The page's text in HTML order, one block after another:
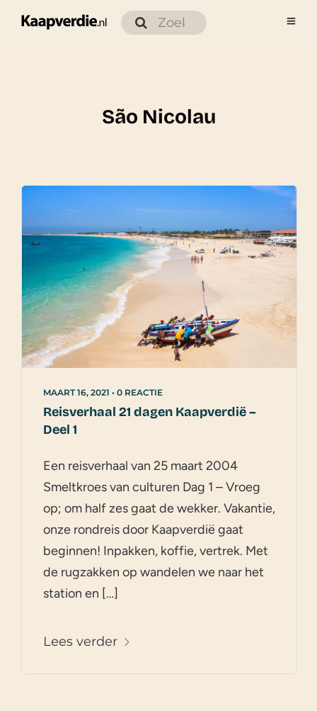
São Nicolau
MAART 16, 2021 • 0 REACTIE
Reisverhaal 21 dagen Kaapverdië –
Deel 1
Een reisverhaal van 25 maart 2004
Smeltkroes van culturen Dag 1 – Vroeg
op; om half zes gaat de wekker. Vakantie,
onze rondreis door Kaapverdië gaat
beginnen! Inpakken, koffie, vertrek. Met
de rugzakken op wandelen we naar het
station en […]
Lees verder